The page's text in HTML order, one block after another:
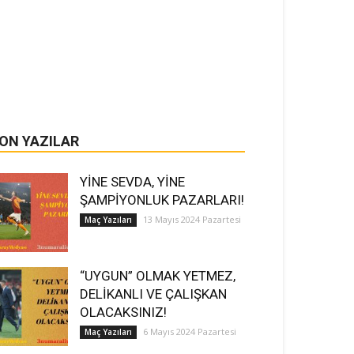
YAZILAR
YİNE SEVDA, YİNE
ŞAMPİYONLUK PAZARLARI!
Maç Yazıları 13 Mayıs 2024 Pazartesi
“UYGUN” OLMAK YETMEZ,
DELİKANLI VE ÇALIŞKAN
OLACAKSINIZ!
Maç Yazıları 6 Mayıs 2024 Pazartesi